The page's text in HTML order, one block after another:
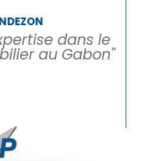
dans le
au Gabon"